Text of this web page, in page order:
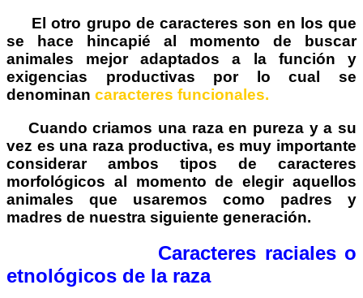
El otro grupo de caracteres son en los que
se hace hincapié al momento de buscar
animales mejor adaptados a la función y
exigencias productivas por lo cual se
denominan caracteres funcionales.
Cuando criamos una raza en pureza y a su
vez es una raza productiva, es muy importante
considerar ambos tipos de caracteres
morfológicos al momento de elegir aquellos
animales que usaremos como padres y
madres de nuestra siguiente generación.
Caracteres raciales o
etnológicos de la raza